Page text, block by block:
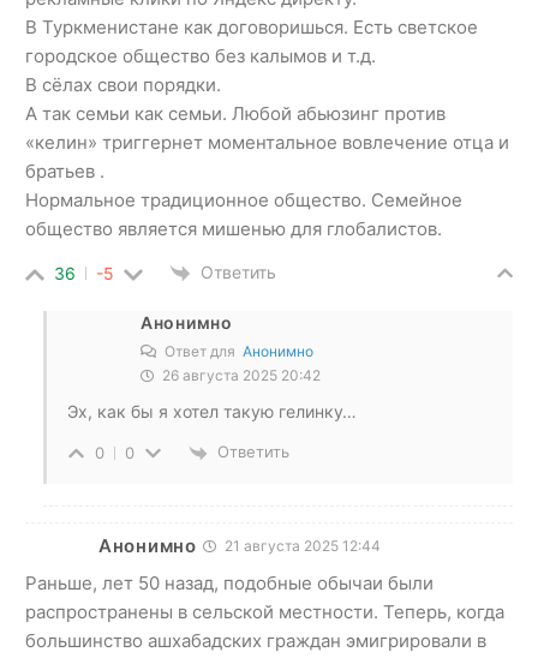
В Туркменистане как договоришься. Есть светское
городское общество без калымов и т.д.
В сёлах свои порядки.
А так семьи как семьи. Любой абьюзинг против
«келин» триггернет моментальное вовлечение отца и
братьев .
Нормальное традиционное общество. Семейное
общество является мишенью для глобалистов.
36 -5 Ответить
Анонимно
Ответ для Анонимно
26 августа 2025 20:42
Эх, как бы я хотел такую гелинку…
0 0 Ответить
Анонимно 21 августа 2025 12:44
Раньше, лет 50 назад, подобные обычаи были
распространены в сельской местности. Теперь, когда
большинство ашхабадских граждан эмигрировали в